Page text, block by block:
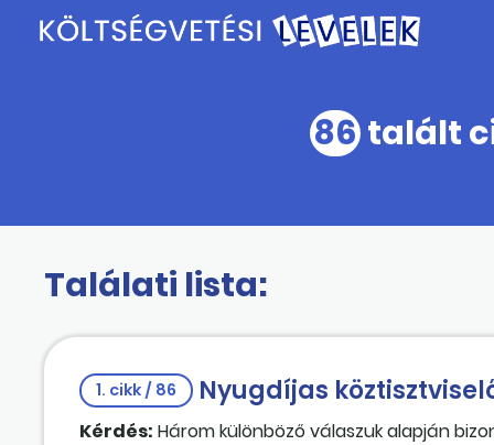
86 talált
Találati lista:
1. cikk / 86 Nyugdíjas
Kérdés: Három különböző válaszuk alapján